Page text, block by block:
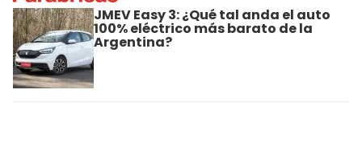
JMEV Easy 3: ¿Qué tal anda el auto
100% eléctrico más barato de la
Argentina?